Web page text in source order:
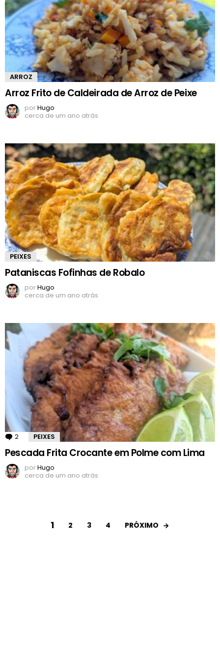
ARROZ
Arroz Frito de Caldeirada de Arroz de Peixe
porHugo
cerca de um ano atrás
PEIXES
Pataniscas Fofinhas de Robalo
porHugo
cerca de um ano atrás
2 Comentários
PEIXES
Pescada Frita Crocante em Polme com Lima
porHugo
cerca de um ano atrás
1 2 3 4 PRÓXIMO